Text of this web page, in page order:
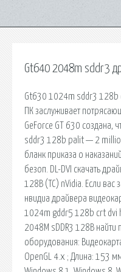
Gt640 2048m sddr3
Gt630 1024m sddr3 128b
ПК заслуживает
GeForce GT 630 создана,
sddr3 128b palit — 2
бланк приказа о
безоп. DL-DVI скачать
128B (TC) nVidia. Если
нвидиа драйвера
1024m gddr5 128b crt dvi
2048M sDDR3 128B
оборудования:
OpenGL 4.x ; Длина: 153